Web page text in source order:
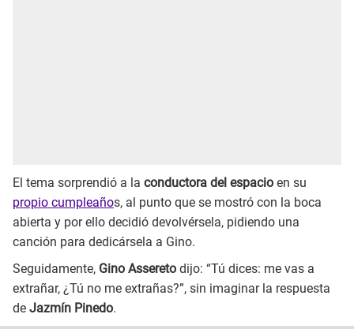
El tema sorprendió a la conductora del espacio en su
propio cumpleaños, al punto que se mostró con la boca
abierta y por ello decidió devolvérsela, pidiendo una
canción para dedicársela a Gino.
Seguidamente, Gino Assereto dijo: “Tú dices: me vas a
extrañar, ¿Tú no me extrañas?”, sin imaginar la respuesta
de Jazmín Pinedo.